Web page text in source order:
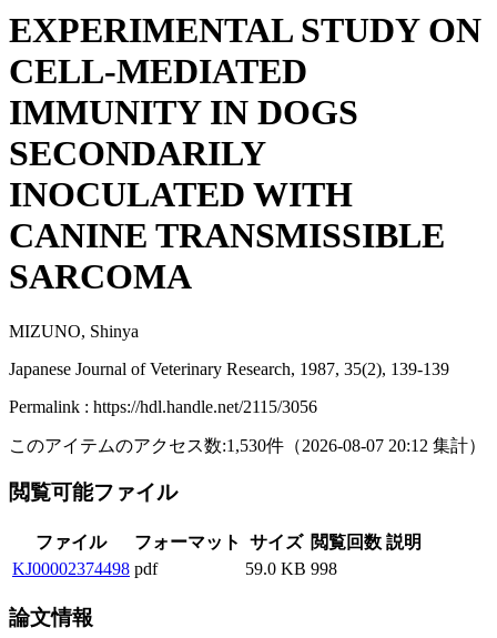
EXPERIMENTAL STUDY ON
CELL-MEDIATED
IMMUNITY IN DOGS
SECONDARILY
INOCULATED WITH
CANINE TRANSMISSIBLE
SARCOMA
MIZUNO, Shinya
Japanese Journal of Veterinary Research, 1987, 35(2), 139-139
Permalink : https://hdl.handle.net/2115/3056
このアイテムのアクセス数:1,530件 （2026-08-07 20:12 集計）
閲覧可能ファイル
ファイル フォーマット サイズ 閲覧回数 説明
KJ00002374498 pdf 59.0 KB 998
論文情報